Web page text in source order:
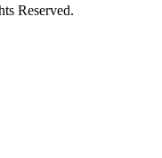
Reserved.